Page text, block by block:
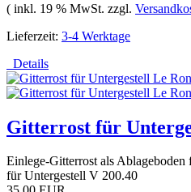
( inkl. 19 % MwSt. zzgl.
Lieferzeit: 3-4 Werktage
Details
Gitterrost für
Einlege-Gitterrost als Ablageboden
für Untergestell V 200.40